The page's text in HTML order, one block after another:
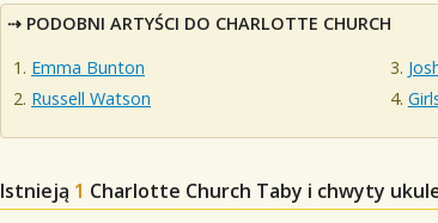
PODOBNI ARTYŚCI DO CHARLOTTE CHURCH
Emma Bunton
Russell Watson
Istnieją 1 Charlotte Church Taby i chwyty